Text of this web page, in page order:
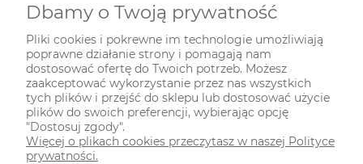
INFORMACJE
ODWIEDŹ NAS NA
Dbamy o Twoją prywatność
Pliki cookies i pokrewne im technologie umożliwiają
poprawne działanie strony i pomagają nam
dostosować ofertę do Twoich potrzeb. Możesz
zaakceptować wykorzystanie przez nas wszystkich
tych plików i przejść do sklepu lub dostosować użycie
plików do swoich preferencji, wybierając opcję
"Dostosuj zgody".
Więcej o plikach cookies przeczytasz w naszej Polityce
prywatności.